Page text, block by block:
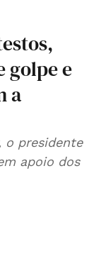
golpe e
a
o presidente
apoio dos